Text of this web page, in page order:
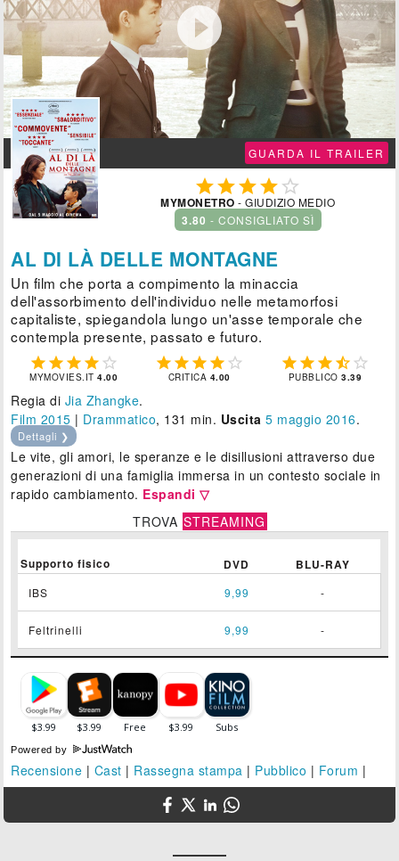

GUARDA IL TRAILER
 
MYMONETRO - GIUDIZIO MEDIO
3.80 - CONSIGLIATO SÌ
AL DI LÀ DELLE MONTAGNE
Un film che porta a compimento la minaccia
dell'assorbimento dell'individuo nelle metamorfosi
capitaliste, spiegandola lungo un'asse temporale che
contempla presente, passato e futuro.
    
MYMOVIES.IT4.00
    
CRITICA 4.00
    
PUBBLICO3.39
Regia di Jia Zhangke.
Film 2015 | Drammatico, 131 min. Uscita 5 maggio 2016.
Dettagli ❯
Le vite, gli amori, le speranze e le disillusioni attraverso due
generazioni di una famiglia immersa in un contesto sociale in
rapido cambiamento. Espandi ▽
TROVA STREAMING
Supporto fisico DVD BLU-RAY
IBS 9,99 -
Feltrinelli 9,99 -
Powered by
Recensione | Cast | Rassegna stampa | Pubblico | Forum |